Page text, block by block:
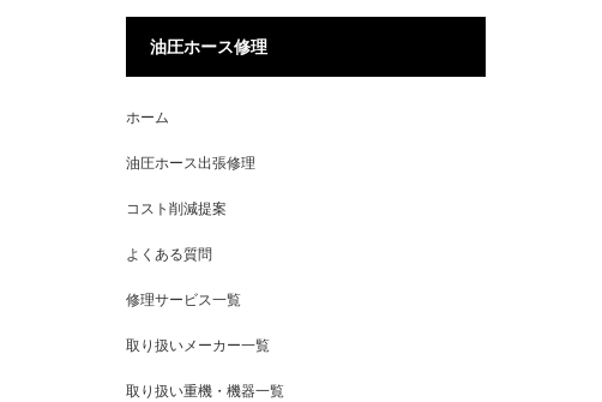
油圧ホース修理
ホーム
油圧ホース出張修理
コスト削減提案
よくある質問
修理サービス一覧
取り扱いメーカー一覧
取り扱い重機・機器一覧